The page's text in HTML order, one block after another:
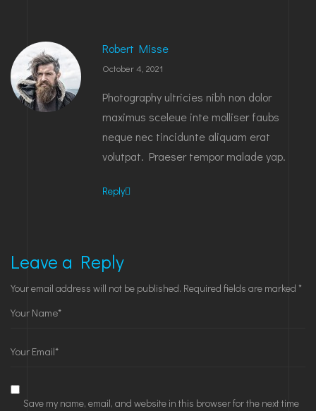
Robert Misse
October 4, 2021
Photography ultricies nibh non dolor
maximus sceleue inte molliser faubs
neque nec tincidunte aliquam erat
volutpat. Praeser tempor malade yap.
Reply
Leave a Reply
Your email address will not be published. Required fields are marked *
Save my name, email, and website in this browser for the next time